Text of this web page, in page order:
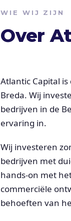
WIE WIJ ZIJN
Over
Atlantic Capital
Breda. Wij
bedrijven in de
ervaring in.
Wij investeren
bedrijven met
hands-on met
commerciële
behoeften van